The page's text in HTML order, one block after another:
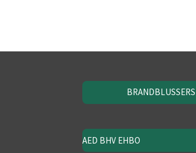
BRANDBLUSSERS
AED BHV EHBO